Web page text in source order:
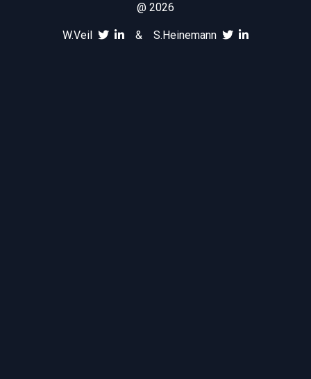
@ 2026
W.Veil & S.Heinemann